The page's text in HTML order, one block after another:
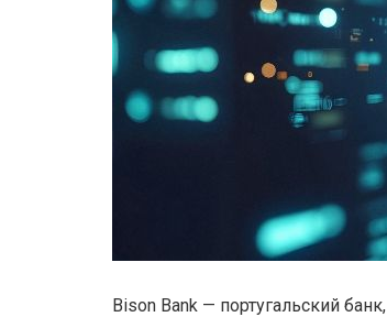
Bison Bank — португальский